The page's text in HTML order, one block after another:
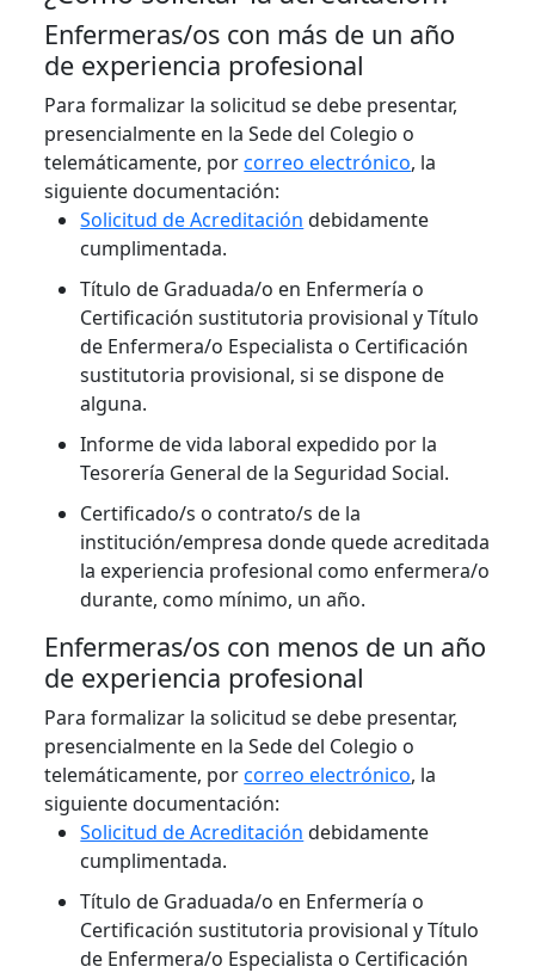
Enfermeras/os con más de un año
de experiencia profesional
Para formalizar la solicitud se debe presentar,
presencialmente en la Sede del Colegio o
telemáticamente, porcorreo electrónico, la
siguiente documentación:
Solicitud de Acreditación debidamente
cumplimentada.
Título de Graduada/o en Enfermería o
Certificación sustitutoria provisional y Título
de Enfermera/o Especialista o Certificación
sustitutoria provisional, si se dispone de
alguna.
Informe de vida laboral expedido por la
Tesorería General de la Seguridad Social.
Certificado/s o contrato/s de la
institución/empresa donde quede acreditada
la experiencia profesional como enfermera/o
durante, como mínimo, un año.
Enfermeras/os con menos de un año
de experiencia profesional
Para formalizar la solicitud se debe presentar,
presencialmente en la Sede del Colegio o
telemáticamente, porcorreo electrónico, la
siguiente documentación:
Solicitud de Acreditación debidamente
cumplimentada.
Título de Graduada/o en Enfermería o
Certificación sustitutoria provisional y Título
de Enfermera/o Especialista o Certificación